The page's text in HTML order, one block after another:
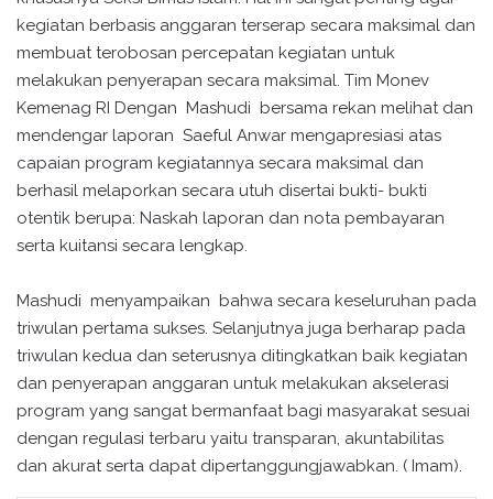
kegiatan berbasis anggaran terserap secara maksimal dan
membuat terobosan percepatan kegiatan untuk
melakukan penyerapan secara maksimal. Tim Monev
Kemenag RI Dengan Mashudi bersama rekan melihat dan
mendengar laporan Saeful Anwar mengapresiasi atas
capaian program kegiatannya secara maksimal dan
berhasil melaporkan secara utuh disertai bukti- bukti
otentik berupa: Naskah laporan dan nota pembayaran
serta kuitansi secara lengkap.
Mashudi menyampaikan bahwa secara keseluruhan pada
triwulan pertama sukses. Selanjutnya juga berharap pada
triwulan kedua dan seterusnya ditingkatkan baik kegiatan
dan penyerapan anggaran untuk melakukan akselerasi
program yang sangat bermanfaat bagi masyarakat sesuai
dengan regulasi terbaru yaitu transparan, akuntabilitas
dan akurat serta dapat dipertanggungjawabkan. ( Imam).